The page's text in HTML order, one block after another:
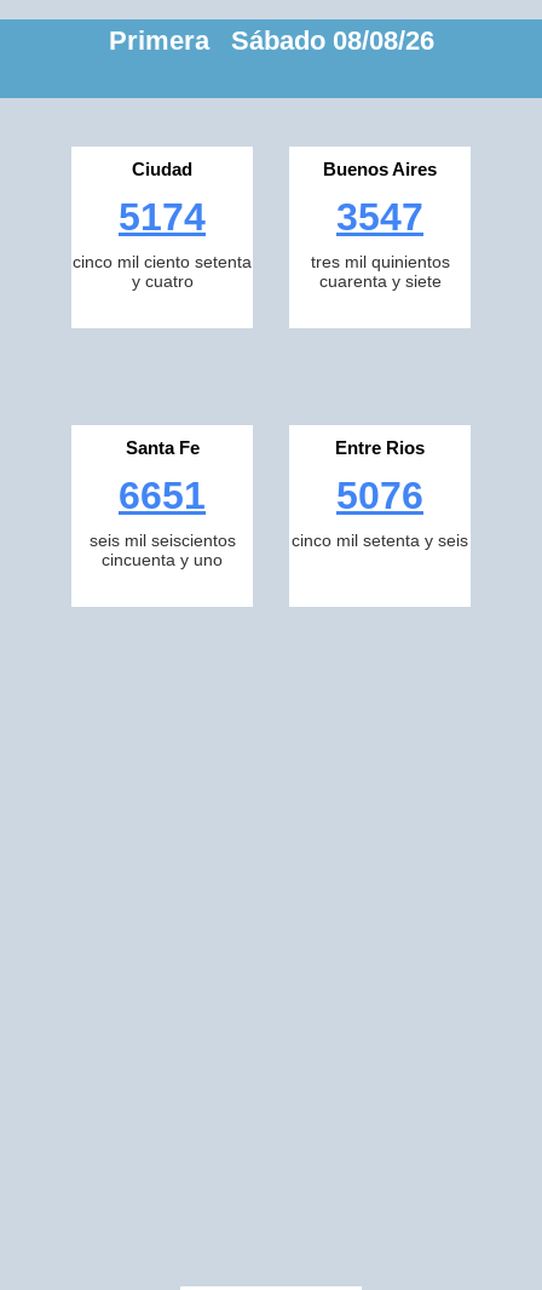
Primera Sábado 08/08/26
Ciudad
5174
cinco mil ciento setenta
y cuatro
Buenos Aires
3547
tres mil quinientos
cuarenta y siete
Santa Fe
6651
seis mil seiscientos
cincuenta y uno
Entre Rios
5076
cinco mil setenta y seis